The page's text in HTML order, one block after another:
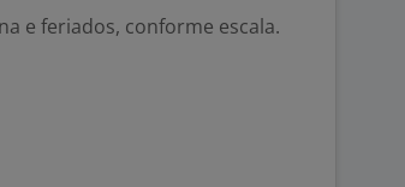
e feriados, conforme escala.